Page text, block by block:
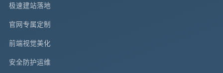
极速建站落地
官网专属定制
前端视觉美化
安全防护运维